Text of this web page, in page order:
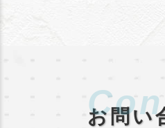
お問い